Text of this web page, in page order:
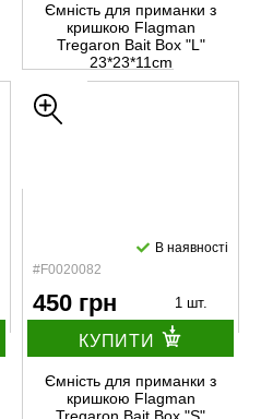
Ємність для приманки з
кришкою Flagman
Tregaron Bait Box "L"
23*23*11cm
#F0020082
В наявності
450 грн 1 шт.
КУПИТИ
Ємність для приманки з
кришкою Flagman